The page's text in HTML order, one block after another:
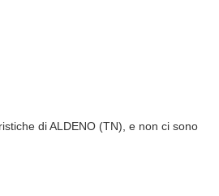
di ALDENO (TN), e non ci sono